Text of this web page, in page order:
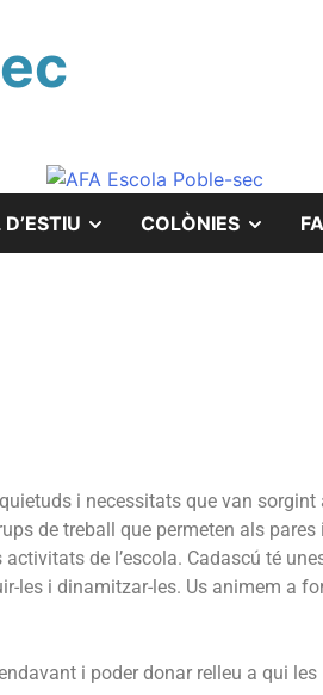
COLÒNIES
i necessitats que van sorgint
de treball que permeten als pares i
de l’escola. Cadascú té
les i dinamitzar-les. Us animem a
i poder donar relleu a qui les